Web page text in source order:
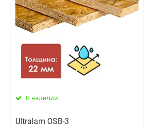
В наличии
Ultralam OSB-3